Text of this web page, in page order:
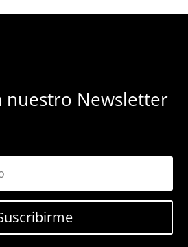
nuestro Newsletter